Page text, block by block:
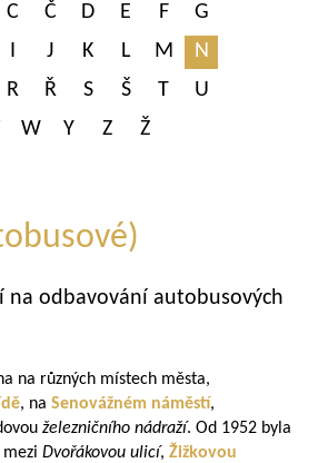
C Č D E F
G
I J K L M
N
R Ř S Š T
U
W Y Z Ž
na odbavování autobusových
na různých místech města,
, na Senovážném náměstí,
železničního nádraží. Od 1952 byla
Dvořákovou ulicí, Žižkovou